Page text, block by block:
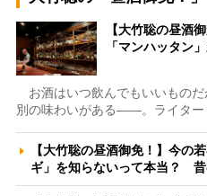
【大竹聡の昼酒
「マンハッタン
お酒はいつ飲んでもいいもの
別の味わいがある――。ライタ
【大竹聡の昼酒御免！】今の
ギ」を知らないって本当？